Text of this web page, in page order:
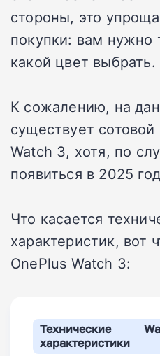
стороны, это
покупки: вам нужно
какой цвет выбрать.
К сожалению, на
существует
Watch 3, хотя, по
появиться в 2025
Что касается
характеристик, вот
OnePlus Watch 3:
Технические
характеристики